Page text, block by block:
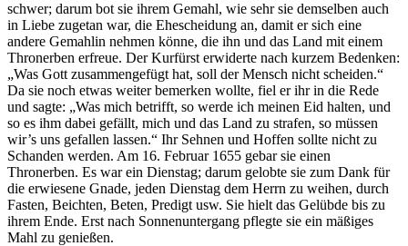
schwer; darum bot sie ihrem Gemahl, wie sehr sie demselben auch
in Liebe zugetan war, die Ehescheidung an, damit er sich eine
andere Gemahlin nehmen könne, die ihn und das Land mit einem
Thronerben erfreue. Der Kurfürst erwiderte nach kurzem Bedenken:
„Was Gott zusammengefügt hat, soll der Mensch nicht scheiden.“
Da sie noch etwas weiter bemerken wollte, fiel er ihr in die Rede
und sagte: „Was mich betrifft, so werde ich meinen Eid halten, und
so es ihm dabei gefällt, mich und das Land zu strafen, so müssen
wir’s uns gefallen lassen.“ Ihr Sehnen und Hoffen sollte nicht zu
Schanden werden. Am 16. Februar 1655 gebar sie einen
Thronerben. Es war ein Dienstag; darum gelobte sie zum Dank für
die erwiesene Gnade, jeden Dienstag dem Herrn zu weihen, durch
Fasten, Beichten, Beten, Predigt usw. Sie hielt das Gelübde bis zu
ihrem Ende. Erst nach Sonnenuntergang pflegte sie ein mäßiges
Mahl zu genießen.